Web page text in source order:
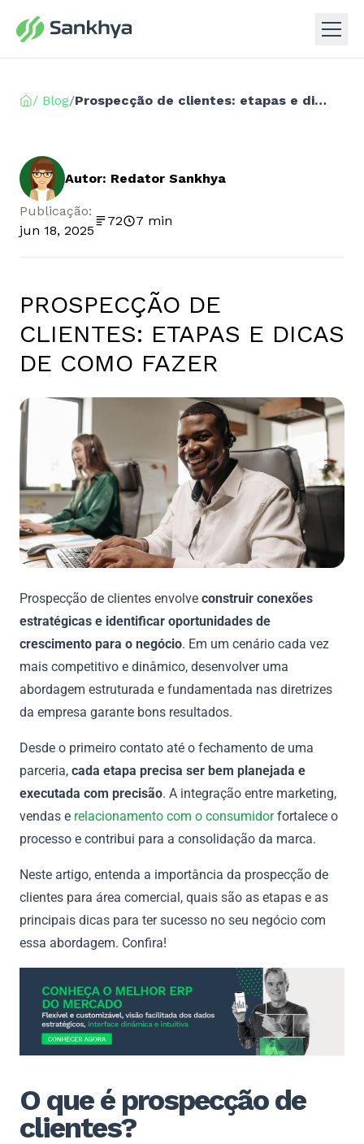
/ Blog/ Prospecção de clientes: etapas e dicas de como fazer
Autor: Redator Sankhya
Publicação:
jun 18, 2025
72 7 min
PROSPECÇÃO DE
CLIENTES: ETAPAS E DICAS
DE COMO FAZER
Prospecção de clientes envolve construir conexões
estratégicas e identificar oportunidades de
crescimento para o negócio. Em um cenário cada vez
mais competitivo e dinâmico, desenvolver uma
abordagem estruturada e fundamentada nas diretrizes
da empresa garante bons resultados.
Desde o primeiro contato até o fechamento de uma
parceria, cada etapa precisa ser bem planejada e
executada com precisão. A integração entre marketing,
vendas e relacionamento com o consumidorfortalece o
processo e contribui para a consolidação da marca.
Neste artigo, entenda a importância da prospecção de
clientes para área comercial, quais são as etapas e as
principais dicas para ter sucesso no seu negócio com
essa abordagem. Confira!
O que é prospecção de
clientes?